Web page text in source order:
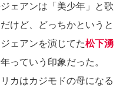
ェアンは「美少年」と歌
けど、どっちかというと
ェアンを演じてた松下湧
っていう印象だった。
カはカジモドの母になる